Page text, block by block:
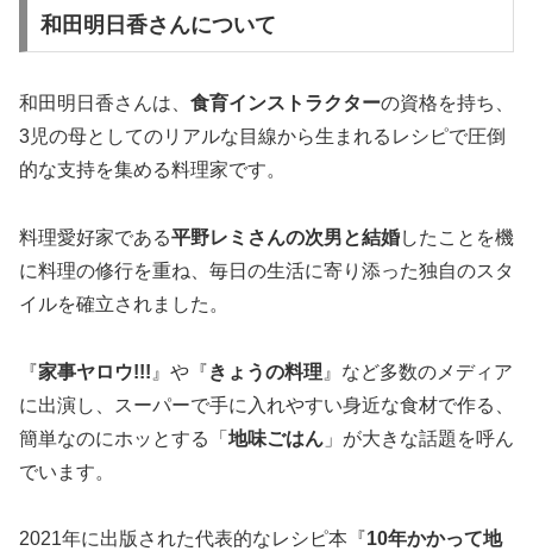
和田明日香さんについて
和田明日香さんは、 食育インストラクターの資格を持ち、
3児の母としてのリアルな目線から生まれるレシピで圧倒
的な支持を集める料理家です。
料理愛好家である平野レミさんの次男と結婚したことを機
に料理の修行を重ね、毎日の生活に寄り添った独自のスタ
イルを確立されました。
『家事ヤロウ!!! 』や『きょうの料理 』など多数のメディア
に出演し、スーパーで手に入れやすい身近な食材で作る、
簡単なのにホッとする「 地味ごはん 」が大きな話題を呼ん
でいます。
2021年に出版された代表的なレシピ本『 10年かかって地